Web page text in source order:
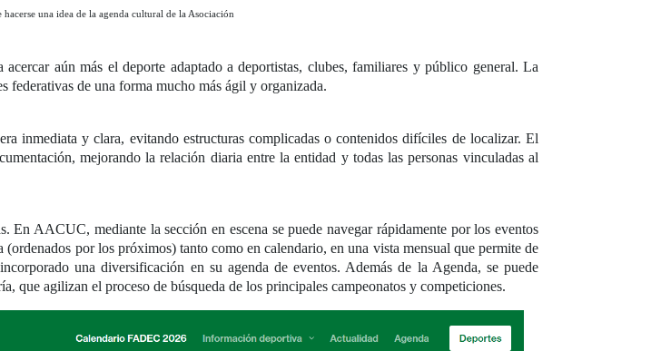
una idea de la agenda cultural de la Asociación
aún más el deporte adaptado a deportistas, clubes, familiares y público general. La
federativas de una forma mucho más ágil y organizada.
inmediata y clara, evitando estructuras complicadas o contenidos difíciles de localizar. El
mejorando la relación diaria entre la entidad y todas las personas vinculadas al
En AACUC, mediante la sección en escena se puede navegar rápidamente por los eventos
por los próximos) tanto como en calendario, en una vista mensual que permite de
una diversificación en su agenda de eventos. Además de la Agenda, se puede
agilizan el proceso de búsqueda de los principales campeonatos y competiciones.